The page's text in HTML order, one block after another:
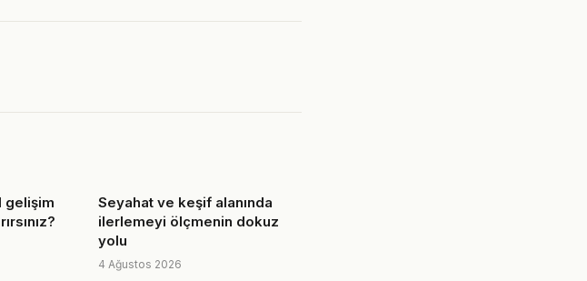
gelişim
Seyahat ve keşif alanında
ilerlemeyi ölçmenin dokuz
yolu
4 Ağustos 2026